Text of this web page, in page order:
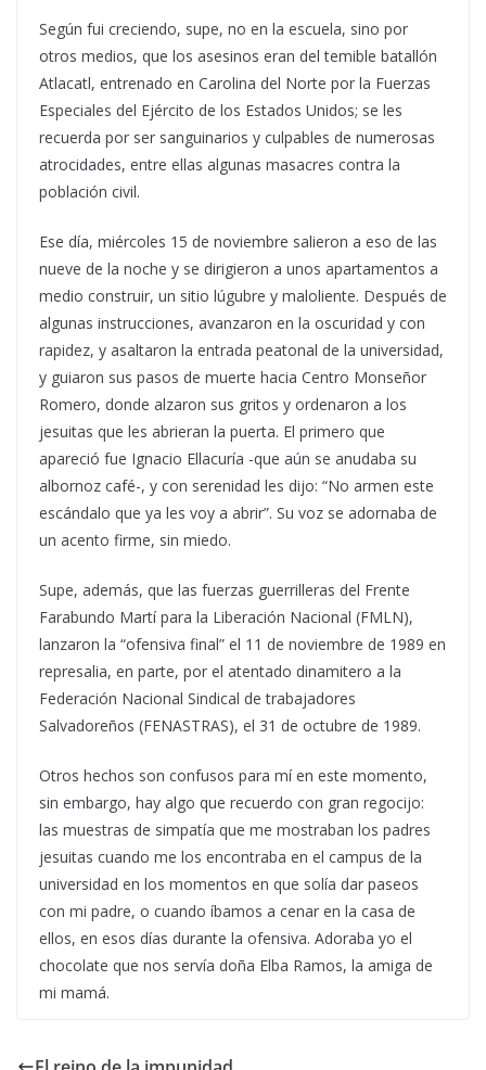
Según fui creciendo, supe, no en la escuela, sino por
otros medios, que los asesinos eran del temible batallón
Atlacatl, entrenado en Carolina del Norte por la Fuerzas
Especiales del Ejército de los Estados Unidos; se les
recuerda por ser sanguinarios y culpables de numerosas
atrocidades, entre ellas algunas masacres contra la
población civil.
Ese día, miércoles 15 de noviembre salieron a eso de las
nueve de la noche y se dirigieron a unos apartamentos a
medio construir, un sitio lúgubre y maloliente. Después de
algunas instrucciones, avanzaron en la oscuridad y con
rapidez, y asaltaron la entrada peatonal de la universidad,
y guiaron sus pasos de muerte hacia Centro Monseñor
Romero, donde alzaron sus gritos y ordenaron a los
jesuitas que les abrieran la puerta. El primero que
apareció fue Ignacio Ellacuría -que aún se anudaba su
albornoz café-, y con serenidad les dijo: “No armen este
escándalo que ya les voy a abrir”. Su voz se adornaba de
un acento firme, sin miedo.
Supe, además, que las fuerzas guerrilleras del Frente
Farabundo Martí para la Liberación Nacional (FMLN),
lanzaron la “ofensiva final” el 11 de noviembre de 1989 en
represalia, en parte, por el atentado dinamitero a la
Federación Nacional Sindical de trabajadores
Salvadoreños (FENASTRAS), el 31 de octubre de 1989.
Otros hechos son confusos para mí en este momento,
sin embargo, hay algo que recuerdo con gran regocijo:
las muestras de simpatía que me mostraban los padres
jesuitas cuando me los encontraba en el campus de la
universidad en los momentos en que solía dar paseos
con mi padre, o cuando íbamos a cenar en la casa de
ellos, en esos días durante la ofensiva. Adoraba yo el
chocolate que nos servía doña Elba Ramos, la amiga de
mi mamá.